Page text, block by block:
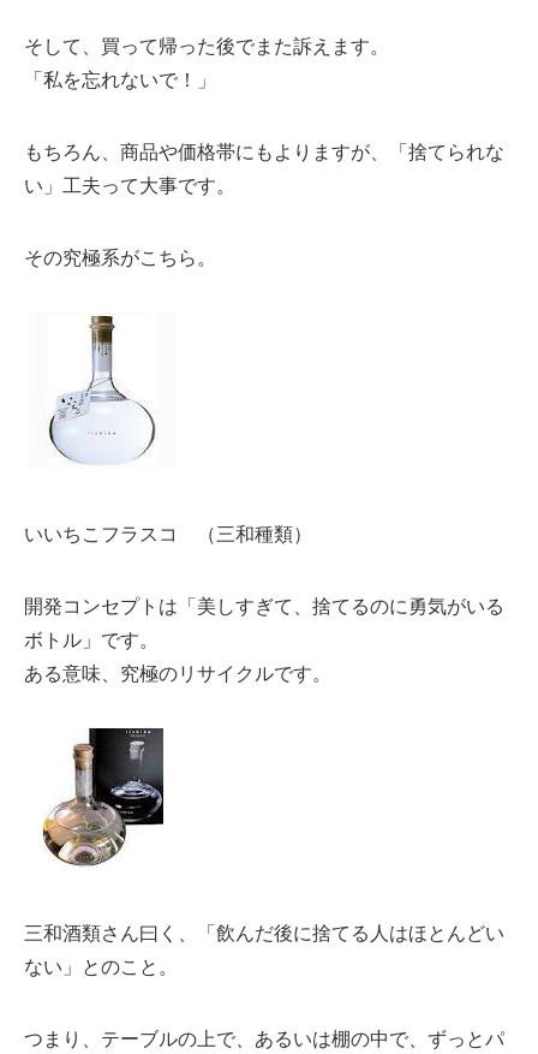
そして、買って帰った後でまた訴えます。
「私を忘れないで！」
もちろん、商品や価格帯にもよりますが、「捨てられな
い」工夫って大事です。
その究極系がこちら。
いいちこフラスコ （三和種類）
開発コンセプトは「美しすぎて、捨てるのに勇気がいる
ボトル」です。
ある意味、究極のリサイクルです。
三和酒類さん曰く、「飲んだ後に捨てる人はほとんどい
ない」とのこと。
つまり、テーブルの上で、あるいは棚の中で、ずっとパ